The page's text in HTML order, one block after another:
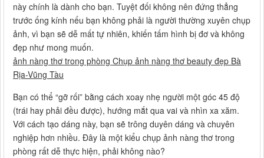
này chính là dành cho bạn. Tuyệt đối không nên đứng thẳng
trước ống kính nếu bạn không phải là người thường xuyên chụp
ảnh, vì bạn sẽ dễ mất tự nhiên, khiến tấm hình bị đơ và không
đẹp như mong muốn.
ảnh nàng thơ trong phòng Chụp ảnh nàng thơ beauty đẹp Bà
Rịa-Vũng Tàu
Bạn có thể “gỡ rối” bằng cách xoay nhẹ người một góc 45 độ
(trái hay phải đều được), hướng mắt qua vai và nhìn xa xăm.
Với cách tạo dáng này, bạn sẽ trông duyên dáng và chuyên
nghiệp hơn nhiều. Đây là một kiểu chụp ảnh nàng thơ trong
phòng rất dễ thực hiện, phải không nào?